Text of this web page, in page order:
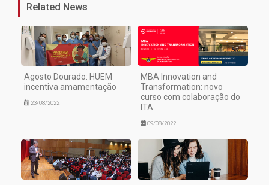
Related News
Agosto Dourado: HUEM
incentiva amamentação
23/08/2022
MBA Innovation and
Transformation: novo
curso com colaboração do
ITA
09/08/2022